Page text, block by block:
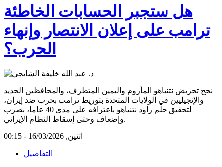
هل ستجبر الحسابات الخاطئة
ترامب على إعلان الانتصار وإنهاء
الحرب؟
نجح تحريض نتنياهو المأزوم واليمين المتطرف، والمحافظين الجديد
والإنجيليين في الولايات المتحدة بتوريط ترامب بحرب ضد إيران،
لتحقيق حلم راود نتنياهو باعترافه على مدى 40 عاما، بضرب
وإضعاف وحتى إسقاط النظام الإيراني.
اثنين, 16/03/2026 - 00:15
التفاصيل